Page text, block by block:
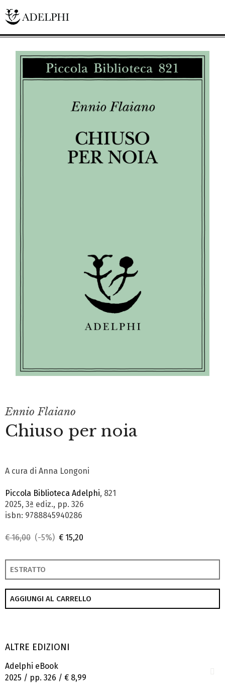
Ennio Flaiano
Chiuso per noia
A cura di Anna Longoni
Piccola Biblioteca Adelphi, 821
2025, 3ª ediz., pp. 326
isbn: 9788845940286
€ 16,00 (-5%) € 15,20
ESTRATTO
AGGIUNGI AL CARRELLO
ALTRE EDIZIONI
Adelphi eBook
2025 / pp. 326 / € 8,99